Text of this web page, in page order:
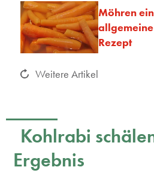
Möhren
Rezept
Weitere Artikel
Kohlrabi
Ergebnis